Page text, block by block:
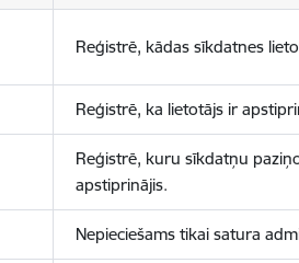
Reģistrē, kādas sīkdatnes
Reģistrē, ka lietotājs ir
Reģistrē, kuru sīkdatņu
apstiprinājis.
Nepieciešams tikai satura